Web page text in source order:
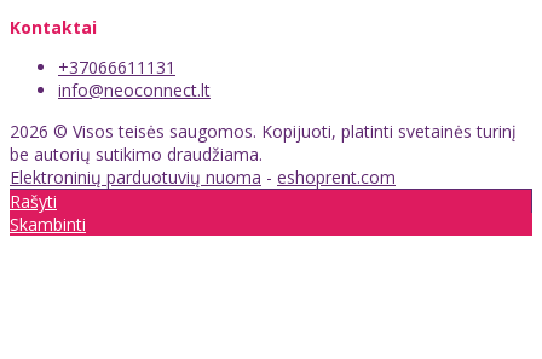
Kontaktai
+37066611131
info@neoconnect.lt
2026 © Visos teisės saugomos. Kopijuoti, platinti svetainės turinį
be autorių sutikimo draudžiama.
Elektroninių parduotuvių nuoma - eshoprent.com
Rašyti
Skambinti